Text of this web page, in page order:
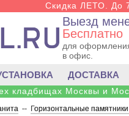
Скидка ЛЕТО. До
Выезд
Бесплатно
для
в офис.
ДОСТАВКА
кладбищах Москвы и
-- Горизонтальные